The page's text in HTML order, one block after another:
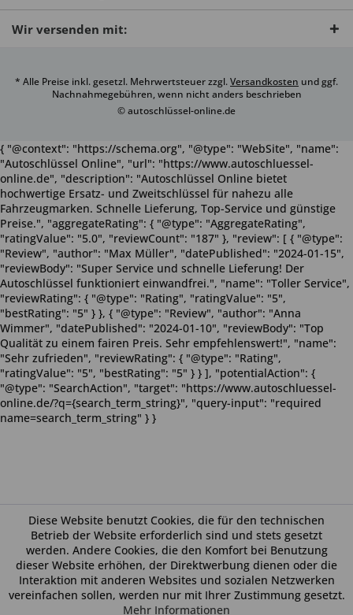
Wir versenden mit:
* Alle Preise inkl. gesetzl. Mehrwertsteuer zzgl.Versandkosten und ggf.
Nachnahmegebühren, wenn nicht anders beschrieben
© autoschlüssel-online.de
Diese Website benutzt Cookies, die für den technischen
Betrieb der Website erforderlich sind und stets gesetzt
werden. Andere Cookies, die den Komfort bei Benutzung
dieser Website erhöhen, der Direktwerbung dienen oder die
Interaktion mit anderen Websites und sozialen Netzwerken
vereinfachen sollen, werden nur mit Ihrer Zustimmung gesetzt.
Mehr Informationen
{ "@context": "https://schema.org", "@type": "WebSite", "name":
"Autoschlüssel Online", "url": "https://www.autoschluessel-
online.de", "description": "Autoschlüssel Online bietet
hochwertige Ersatz- und Zweitschlüssel für nahezu alle
Fahrzeugmarken. Schnelle Lieferung, Top-Service und günstige
Preise.", "aggregateRating": { "@type": "AggregateRating",
"ratingValue": "5.0", "reviewCount": "187" }, "review": [ { "@type":
"Review", "author": "Max Müller", "datePublished": "2024-01-15",
"reviewBody": "Super Service und schnelle Lieferung! Der
Autoschlüssel funktioniert einwandfrei.", "name": "Toller Service",
"reviewRating": { "@type": "Rating", "ratingValue": "5",
"bestRating": "5" } }, { "@type": "Review", "author": "Anna
Wimmer", "datePublished": "2024-01-10", "reviewBody": "Top
Qualität zu einem fairen Preis. Sehr empfehlenswert!", "name":
"Sehr zufrieden", "reviewRating": { "@type": "Rating",
"ratingValue": "5", "bestRating": "5" } } ], "potentialAction": {
"@type": "SearchAction", "target": "https://www.autoschluessel-
online.de/?q={search_term_string}", "query-input": "required
name=search_term_string" } }